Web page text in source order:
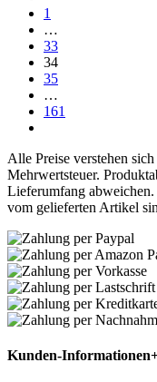
1
…
33
34
35
…
161
Alle Preise verstehen
Mehrwertsteuer.
Lieferumfang
vom gelieferten Artikel
Kunden-Informationen